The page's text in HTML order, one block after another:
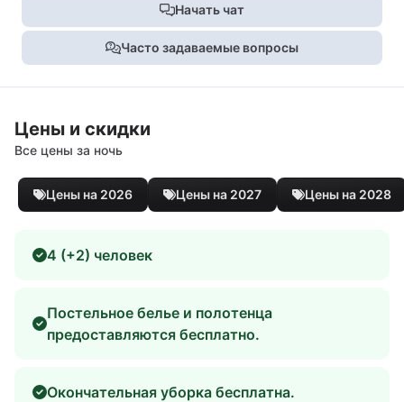
Начать чат
Часто задаваемые вопросы
Цены и скидки
Все цены за ночь
Цены на 2026 Цены на 2027 Цены на 2028
4 (+2) человек
Постельное белье и полотенца
предоставляются бесплатно.
Окончательная уборка бесплатна.